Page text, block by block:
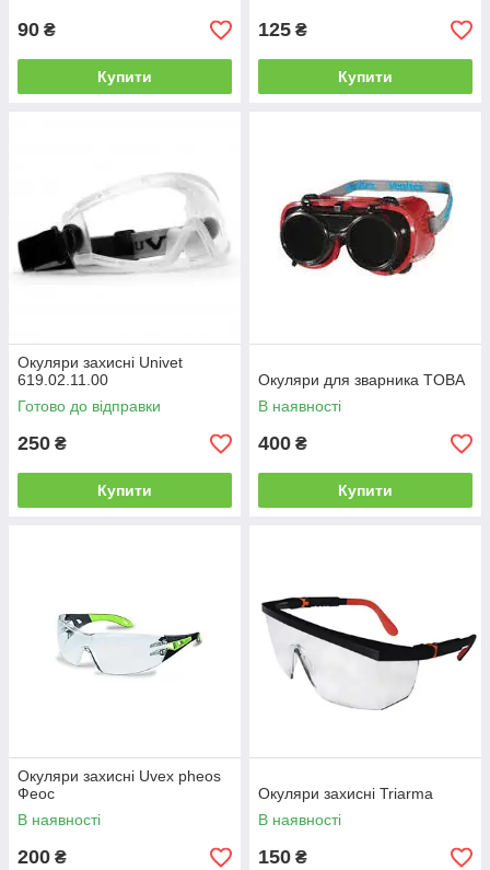
90 ₴
Купити
125 ₴
Купити
Окуляри захисні Univet
619.02.11.00
Готово до відправки
250 ₴
Купити
Окуляри для зварника TOBA
В наявності
400 ₴
Купити
Окуляри захисні Uvex pheos
Феос
В наявності
200 ₴
Окуляри захисні Triarma
В наявності
150 ₴